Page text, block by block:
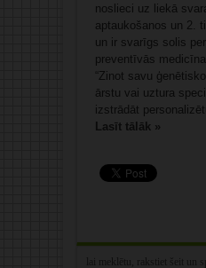
noslieci uz liekā
aptaukošanos un 2.
un ir svarīgs solis
preventīvās
“Zinot savu
ārstu vai uztura
izstrādāt
Lasīt tālāk »